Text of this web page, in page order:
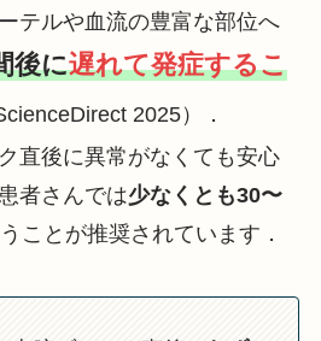
テルや血流の豊富な部位へ
後に遅れて発症するこ
2025）．
直後に異常がなくても安心
者さんでは少なくとも30〜
ことが推奨されています．